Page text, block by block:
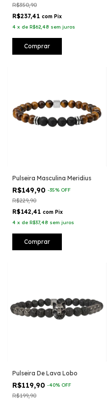
R$350,90
R$237,41 com Pix
4 x de R$62,48 sem juros
Comprar
Pulseira Masculina Meridius
R$149,90 -35% OFF
R$229,90
R$142,41 com Pix
4 x de R$37,48 sem juros
Comprar
Pulseira De Lava Lobo
R$119,90 -40% OFF
R$199,90